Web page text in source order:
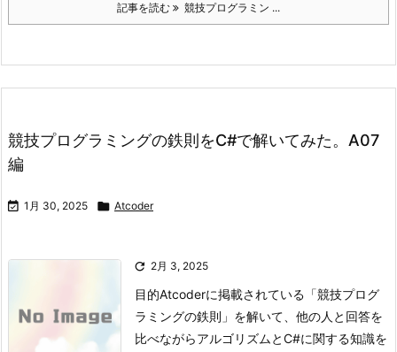
記事を読む 競技プログラミン ...
競技プログラミングの鉄則をC#で解いてみた。A07
編
 1月 30, 2025  Atcoder
 2月 3, 2025
目的Atcoderに掲載されている「競技プログ
ラミングの鉄則」を解いて、他の人と回答を
比べながらアルゴリズムとC#に関する知識を